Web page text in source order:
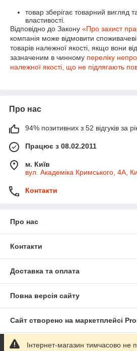
товар зберігає товарний вигляд
властивості.
Відповідно до Закону «Про захист
компанія може відмовити
товарів належної якості, якщо вони
зазначеним в чинному переліку
належної якості, що не підлягають
Про нас
94% позитивних з 52 відгуків за
Працює з 08.02.2011
м. Київ
вул. Академіка Кримського, 4А,
Контакти
Про нас
Контакти
Доставка та оплата
Повна версія сайту
Сайт створено на маркетплейсі
Політика конфіденційності
Інтернет-магазин тимчасово не